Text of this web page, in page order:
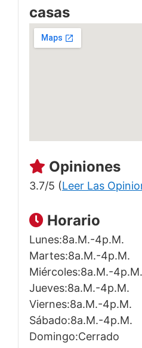
casas
Opiniones
3.7/5 (Leer Las
Horario
Lunes:8a.m.-4p.m.
Martes:8a.m.-4p.m.
Miércoles:8a.m.-4p.m.
Jueves:8a.m.-4p.m.
Viernes:8a.m.-4p.m.
Sábado:8a.m.-4p.m.
Domingo:Cerrado